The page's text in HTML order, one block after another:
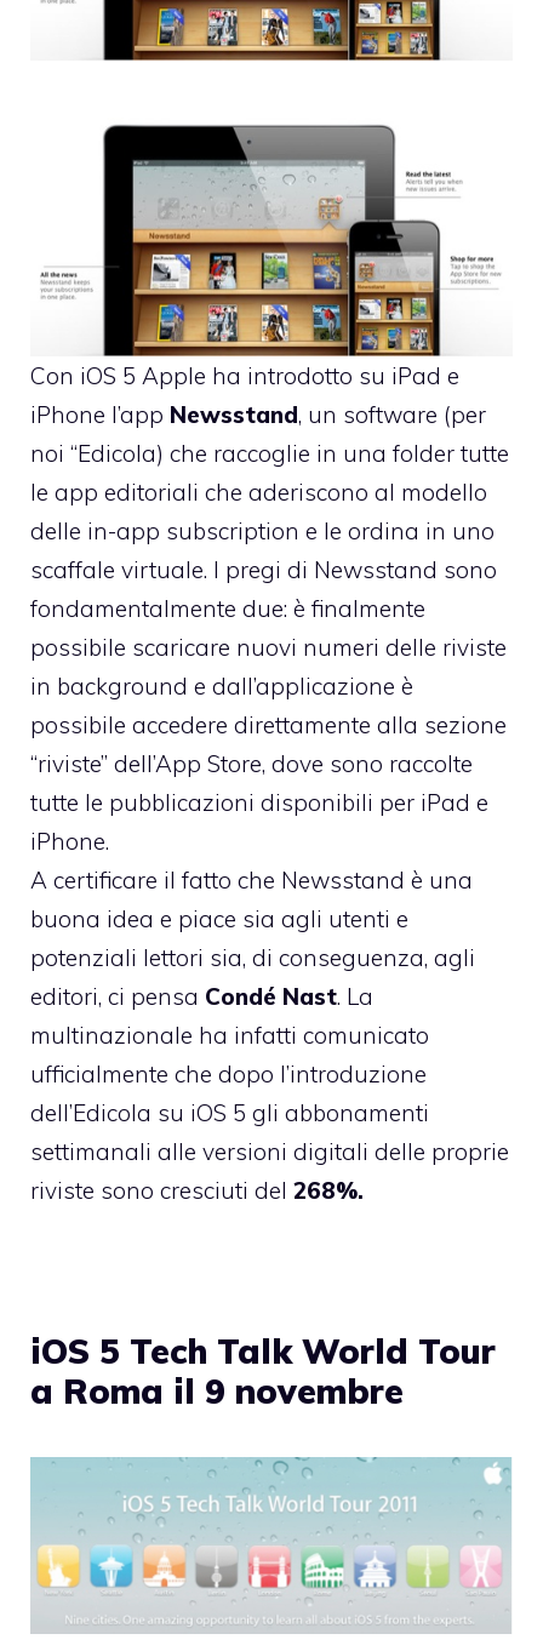
Con iOS 5 Apple ha introdotto su iPad e
iPhone l’app Newsstand, un software (per
noi “Edicola) che raccoglie in una folder tutte
le app editoriali che aderiscono al modello
delle in-app subscription e le ordina in uno
scaffale virtuale. I pregi di Newsstand sono
fondamentalmente due: è finalmente
possibile scaricare nuovi numeri delle riviste
in background e dall’applicazione è
possibile accedere direttamente alla sezione
“riviste” dell’App Store, dove sono raccolte
tutte le pubblicazioni disponibili per iPad e
iPhone.
A certificare il fatto che Newsstand è una
buona idea e piace sia agli utenti e
potenziali lettori sia, di conseguenza, agli
editori, ci pensa Condé Nast. La
multinazionale ha infatti comunicato
ufficialmente che dopo l’introduzione
dell’Edicola su iOS 5 gli abbonamenti
settimanali alle versioni digitali delle proprie
riviste sono cresciuti del 268%.
iOS 5 Tech Talk World Tour
a Roma il 9 novembre